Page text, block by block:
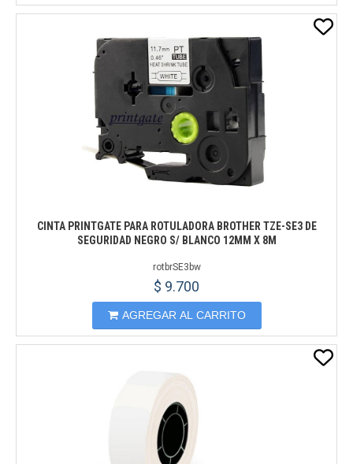
CINTA PRINTGATE PARA ROTULADORA BROTHER TZE-SE3 DE
SEGURIDAD NEGRO S/ BLANCO 12MM X 8M
rotbrSE3bw
$ 9.700
AGREGAR AL CARRITO